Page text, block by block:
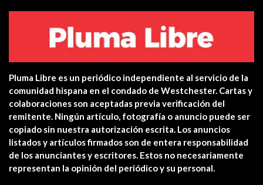
Centro de salud de Ossining
integra una…
Yonkers PD Commissioner
encourages Hispanic…
Estreno en cines: The Unholy (Ten
cuidado a quién…
Pluma Libre es un periódico independiente al servicio de la
comunidad hispana en el condado de Westchester. Cartas y
colaboraciones son aceptadas previa verificación del
remitente. Ningún artículo, fotografía o anuncio puede ser
copiado sin nuestra autorización escrita. Los anuncios
listados y artículos firmados son de entera responsabilidad
de los anunciantes y escritores. Estos no necesariamente
representan la opinión del periódico y su personal.